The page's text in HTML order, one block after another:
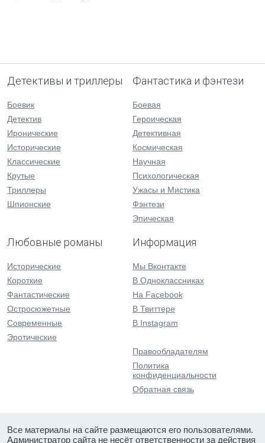
Детективы и триллеры
Боевик
Детектив
Иронические
Исторические
Классические
Крутые
Триллеры
Шпионские
Фантастика и фэнтези
Боевая
Героическая
Детективная
Космическая
Научная
Психологическая
Ужасы и Мистика
Фэнтези
Эпическая
Любовные романы
Исторические
Короткие
Фантастические
Остросюжетные
Современные
Эротические
Информация
Мы Вконтакте
В Одноклассниках
На Facebook
В Твиттере
В Instagram
Правообладателям
Политика
конфиденциальности
Обратная связь
Все материалы на сайте размещаются его пользователями.
Администратор сайта не несёт ответственности за действия